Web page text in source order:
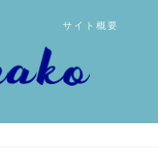
サイト概要